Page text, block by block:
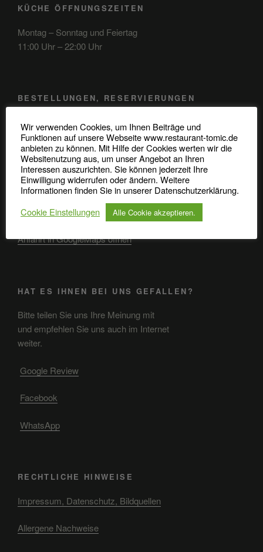
KÜCHE ÖFFNUNGSZEITEN
Montag – Sonntag und Feiertag
11:00 Uhr – 22:00 Uhr
BESTELLUNGEN, RESERVIERUNGEN
Telefon: 0345 / 48 20 707
Robert-Koch-Straße 37
06110 Halle (Saale)
ANFAHRT
Anfahrt in GoogleMaps öffnen
HAT ES IHNEN BEI UNS GEFALLEN?
Bitte teilen Sie uns Ihre Meinung mit
und empfehlen Sie uns auch im Internet
weiter.
Google Review
Facebook
WhatsApp
RECHTLICHE HINWEISE
Impressum, Datenschutz, Bildquellen
Allergene Nachweise
Wir verwenden Cookies, um Ihnen Beiträge und
Funktionen auf unsere Webseite www.restaurant-tomic.de
anbieten zu können. Mit Hilfe der Cookies werten wir die
Websitenutzung aus, um unser Angebot an Ihren
Interessen auszurichten. Sie können jederzeit Ihre
Einwilligung widerrufen oder ändern. Weitere
Informationen finden Sie in unserer Datenschutzerklärung.
Cookie Einstellungen
Alle Cookie akzeptieren.